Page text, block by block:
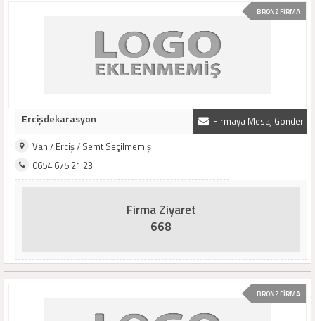
BRONZ FİRMA
Firmaya Mesaj Gönder
Ercişdekarasyon
Van / Erciş / Semt Seçilmemiş
0654 675 21 23
Firma Ziyaret
668
BRONZ FİRMA